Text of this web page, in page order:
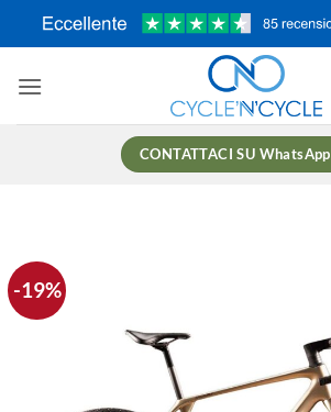
CONTATTACI SU WhatsApp
-19%